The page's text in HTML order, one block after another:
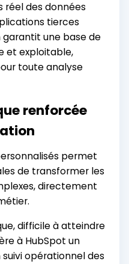
des données
tierces
garantit une base de
et exploitable,
toute analyse
renforcée
permet
de transformer les
directement
difficile à atteindre
à HubSpot un
opérationnel des